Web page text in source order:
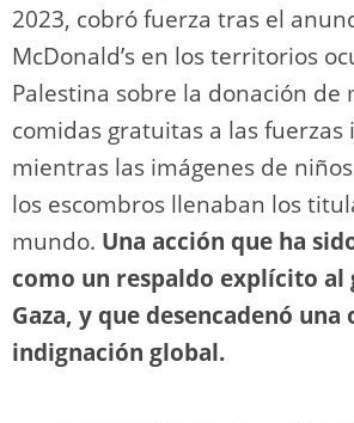
2023, cobró fuerza tras el
McDonald’s en los territorios
Palestina sobre la donación de
comidas gratuitas a las fuerzas
mientras las imágenes de
los escombros llenaban los
mundo. Una acción que ha
como un respaldo explícito al
Gaza, y que desencadenó una
indignación global.